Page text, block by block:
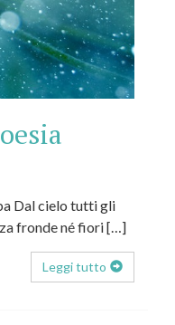
Dal cielo tutti gli
fronde né fiori […]
Leggi tutto